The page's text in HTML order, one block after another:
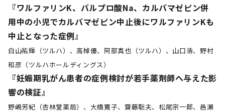
『ワルファリンK、バルプロ酸Na、カルバマゼピン併
用中の小児でカルバマゼピン中止後にワルファリンKも
中止となった症例』
白山祐輝（ツルハ）、高棹優、阿部真也（ツルハ）、山口浩、野村
和彦（ツルハホールディングス）
『妊娠期乳がん患者の症例検討が若手薬剤師へ与えた影
響の検証』
野嶋芳紀（杏林堂薬局）、大橋寛子、齋藤聡夫、松尾宗一郎、邑瀬